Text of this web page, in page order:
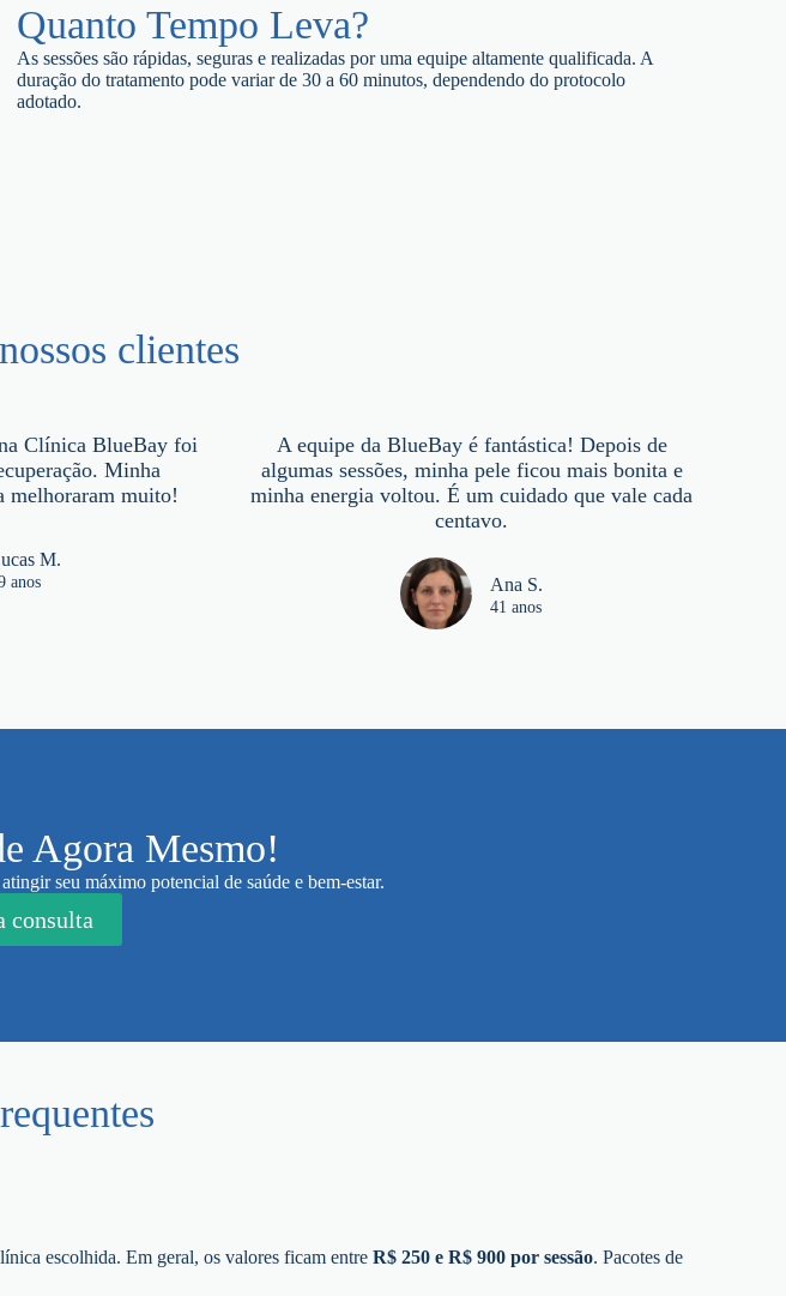
Quanto Tempo Leva?
As sessões são rápidas, seguras e realizadas por uma equipe altamente qualificada. A
duração do tratamento pode variar de 30 a 60 minutos, dependendo do protocolo
adotado.
clientes
Clínica BlueBay foi
Minha
melhoraram muito!
M.
anos
A equipe da BlueBay é fantástica! Depois de
algumas sessões, minha pele ficou mais bonita e
minha energia voltou. É um cuidado que vale cada
centavo.
Ana S.
41 anos
Agora Mesmo!
seu máximo potencial de saúde e bem-estar.
consulta
escolhida. Em geral, os valores ficam entreR$ 250 e R$ 900 por sessão. Pacotes de